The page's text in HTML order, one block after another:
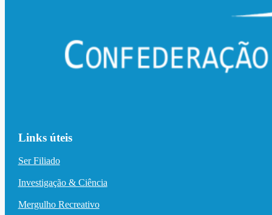
Links úteis
Ser Filiado
Investigação & Ciência
Mergulho Recreativo